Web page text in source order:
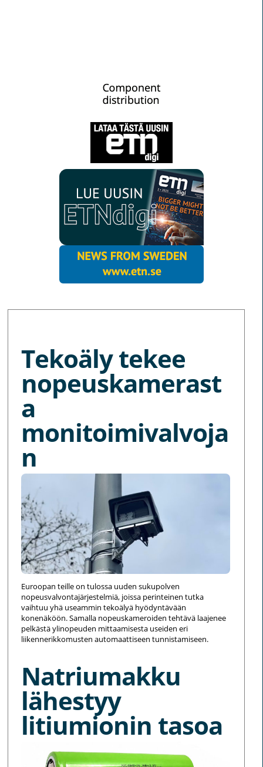
Tekoäly tekee
nopeuskamerast
a
monitoimivalvoja
n
Euroopan teille on tulossa uuden sukupolven
nopeusvalvontajärjestelmiä, joissa perinteinen tutka
vaihtuu yhä useammin tekoälyä hyödyntävään
konenäköön. Samalla nopeuskameroiden tehtävä laajenee
pelkästä ylinopeuden mittaamisesta useiden eri
liikennerikkomusten automaattiseen tunnistamiseen.
Natriumakku
lähestyy
litiumionin tasoa